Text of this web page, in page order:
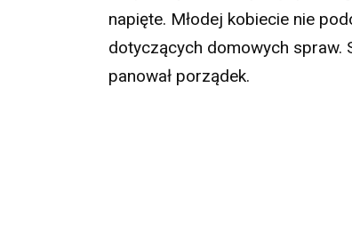
napięte. Młodej kobiecie nie
dotyczących domowych spraw.
panował porządek.